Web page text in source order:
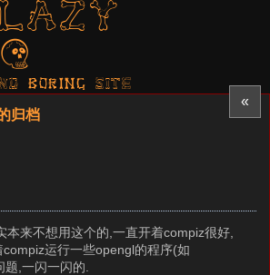
boring SITE
«
归档
本来不想用这个的,一直开着compiz很好,
运行一些opengl的程序(如
,一闪一闪的.